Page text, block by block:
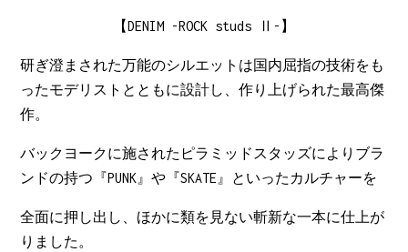
【DENIM -ROCK studs Ⅱ-】
研ぎ澄まされた万能のシルエットは国内屈指の技術をも
ったモデリストとともに設計し、作り上げられた最高傑
作。
バックヨークに施されたピラミッドスタッズによりブラ
ンドの持つ『PUNK』や『SKATE』といったカルチャーを
全面に押し出し、ほかに類を見ない斬新な一本に仕上が
りました。